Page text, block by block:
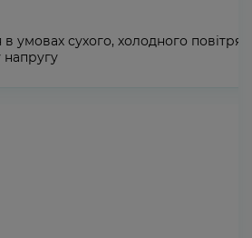
умовах сухого, холодного повітря.